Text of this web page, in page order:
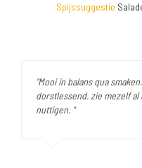
Spijssuggestie
"Mooi in balans qua
dorstlessend. zie mezelf
nuttigen. "